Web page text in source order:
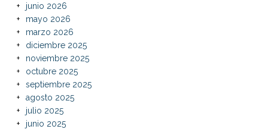
junio 2026
mayo 2026
marzo 2026
diciembre 2025
noviembre 2025
octubre 2025
septiembre 2025
agosto 2025
julio 2025
junio 2025